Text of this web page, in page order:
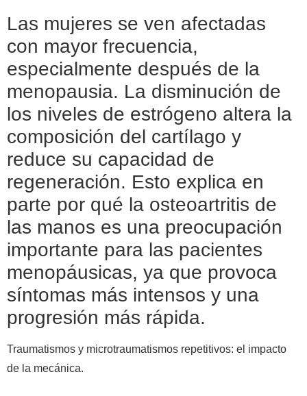
Las mujeres se ven afectadas
con mayor frecuencia,
especialmente después de la
menopausia. La disminución de
los niveles de estrógeno altera la
composición del cartílago y
reduce su capacidad de
regeneración. Esto explica en
parte por qué la osteoartritis de
las manos es una preocupación
importante para las pacientes
menopáusicas, ya que provoca
síntomas más intensos y una
progresión más rápida.
Traumatismos y microtraumatismos repetitivos: el impacto
de la mecánica.